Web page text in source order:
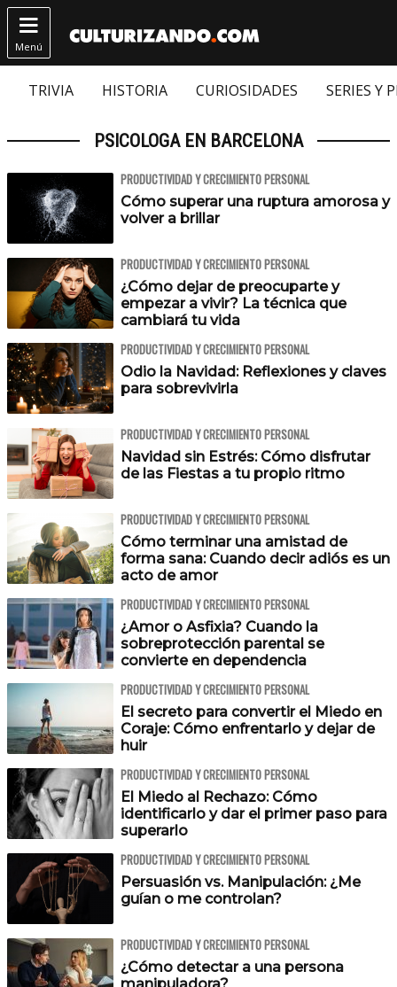

Menú
TRIVIA HISTORIA CURIOSIDADES SERIES Y
PSICOLOGA EN BARCELONA
PRODUCTIVIDAD Y CRECIMIENTO PERSONAL
Cómo superar una ruptura amorosa y
volver a brillar
PRODUCTIVIDAD Y CRECIMIENTO PERSONAL
¿Cómo dejar de preocuparte y
empezar a vivir? La técnica que
cambiará tu vida
PRODUCTIVIDAD Y CRECIMIENTO PERSONAL
Odio la Navidad: Reflexiones y claves
para sobrevivirla
PRODUCTIVIDAD Y CRECIMIENTO PERSONAL
Navidad sin Estrés: Cómo disfrutar
de las Fiestas a tu propio ritmo
PRODUCTIVIDAD Y CRECIMIENTO PERSONAL
Cómo terminar una amistad de
forma sana: Cuando decir adiós es un
acto de amor
PRODUCTIVIDAD Y CRECIMIENTO PERSONAL
¿Amor o Asfixia? Cuando la
sobreprotección parental se
convierte en dependencia
PRODUCTIVIDAD Y CRECIMIENTO PERSONAL
El secreto para convertir el Miedo en
Coraje: Cómo enfrentarlo y dejar de
huir
PRODUCTIVIDAD Y CRECIMIENTO PERSONAL
El Miedo al Rechazo: Cómo
identificarlo y dar el primer paso para
superarlo
PRODUCTIVIDAD Y CRECIMIENTO PERSONAL
Persuasión vs. Manipulación: ¿Me
guían o me controlan?
PRODUCTIVIDAD Y CRECIMIENTO PERSONAL
¿Cómo detectar a una persona